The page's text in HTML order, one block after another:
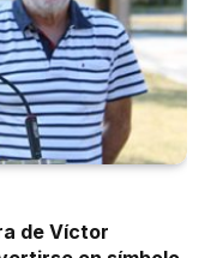
de Víctor